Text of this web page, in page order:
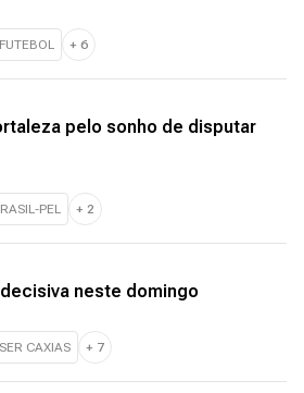
FUTEBOL + 6
pelo sonho de disputar
PEL + 2
neste domingo
SER CAXIAS + 7